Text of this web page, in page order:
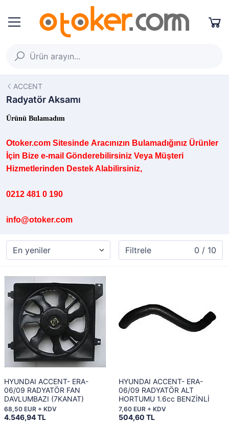
ACCENT
Radyatör Aksamı
Ürünü Bulamadım
Otoker.com Sitesinde Aracınızın Bulamadığınız Ürünler
İçin Bize e-mail Gönderebilirsiniz Veya Müşteri
Hizmetlerinden Destek Alabilirsiniz,
0212 481 0 190
info@otoker.com
Filtrele 0 / 10
HYUNDAI ACCENT- ERA-
06/09 RADYATÖR FAN
DAVLUMBAZI (7KANAT)
4.546,94 TL
68,50 EUR + KDV
HYUNDAI ACCENT- ERA-
06/09 RADYATÖR ALT
HORTUMU 1.6cc BENZİNLİ
504,60 TL
7,60 EUR + KDV